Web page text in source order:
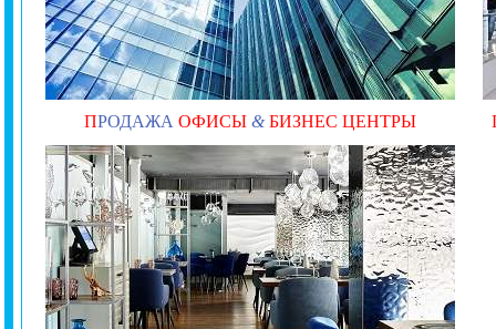
ПРОДАЖА ОФИСЫ & БИЗНЕС ЦЕНТРЫ